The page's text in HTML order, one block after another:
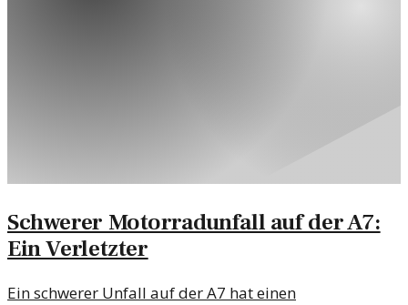
Schwerer Motorradunfall auf der A7:
Ein Verletzter
Ein schwerer Unfall auf der A7 hat einen